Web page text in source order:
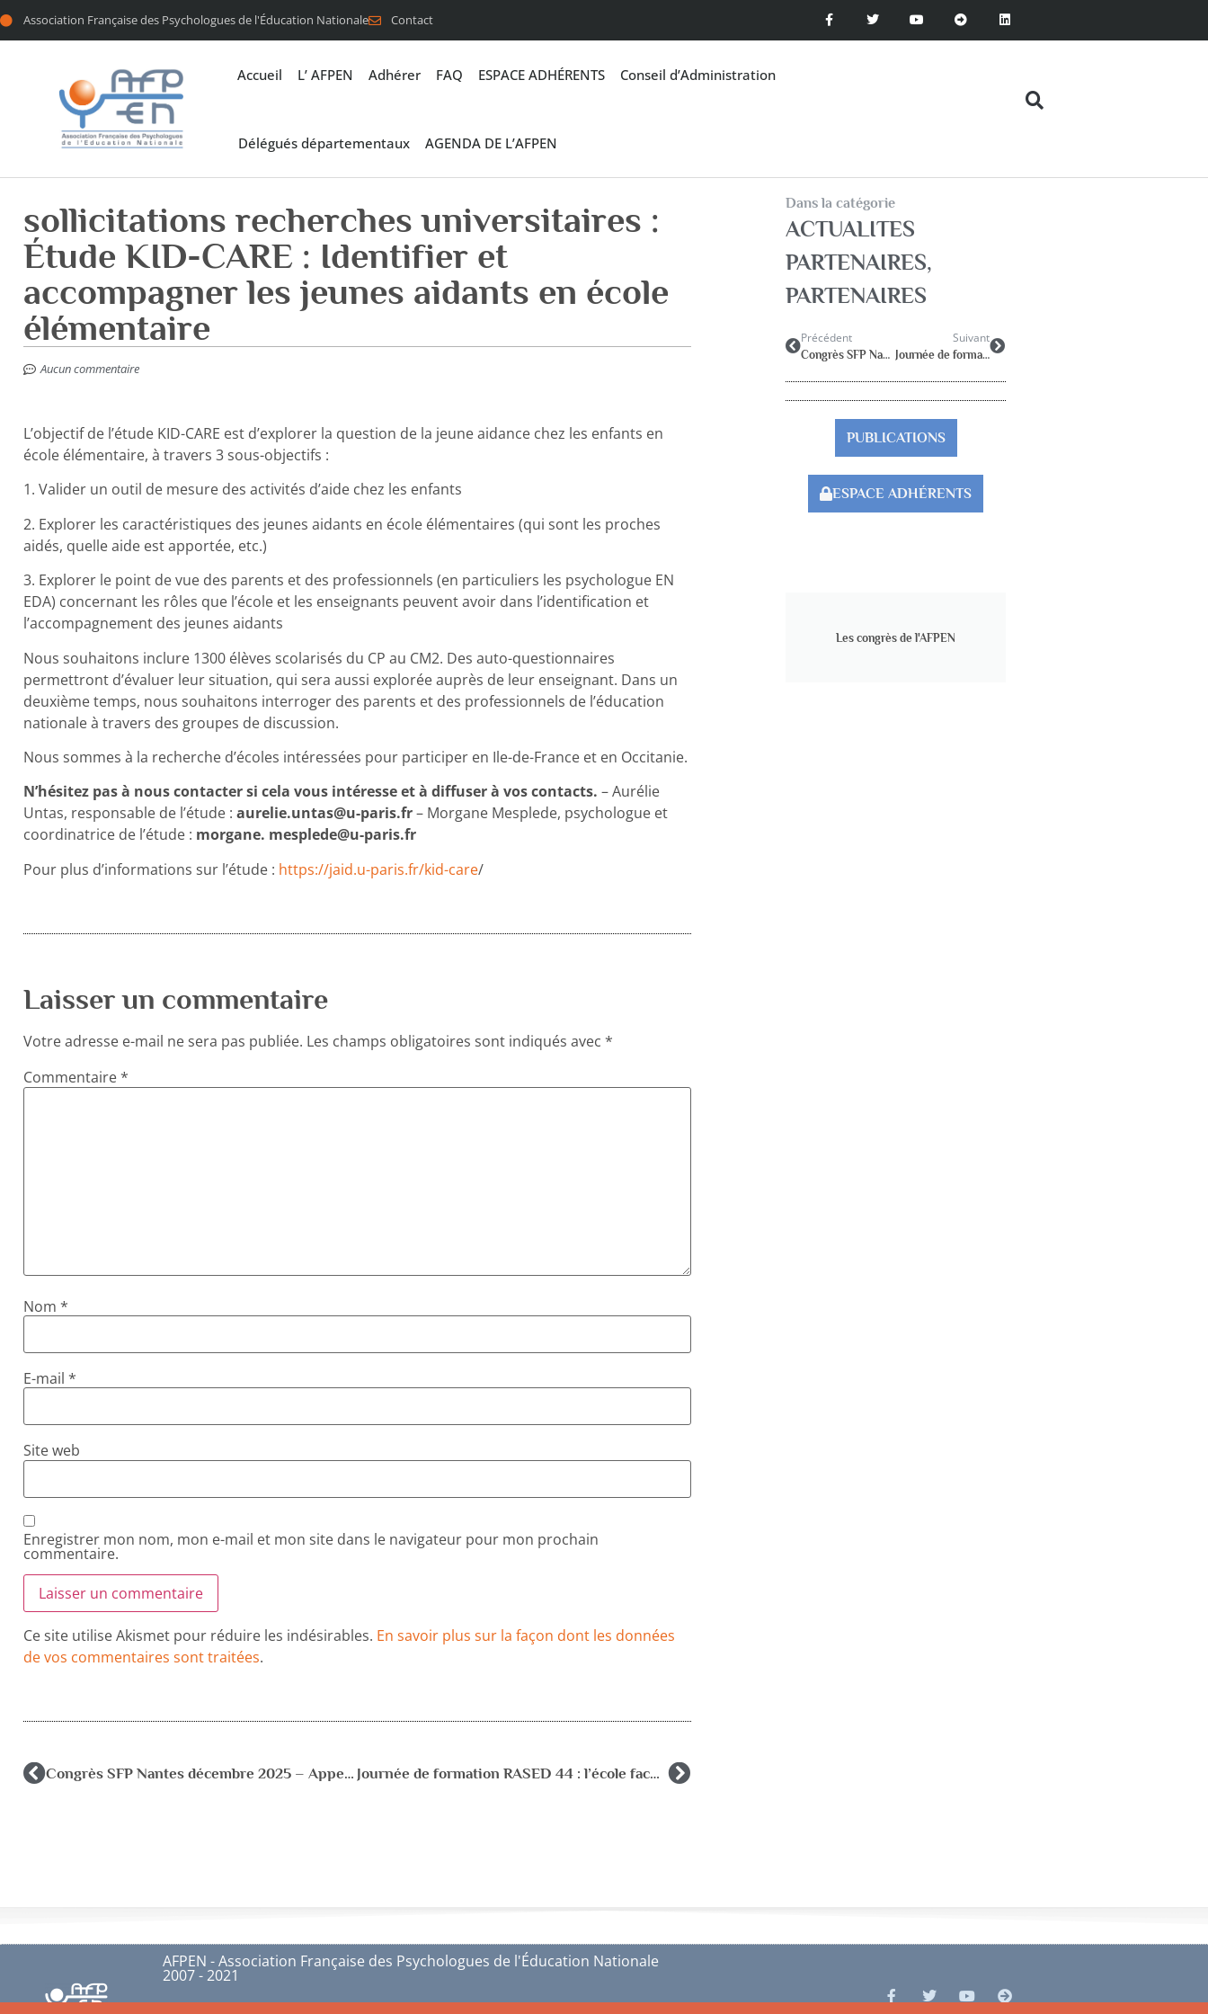
Association Française des Psychologues de l'Éducation Nationale Contact
Accueil L’ AFPEN Adhérer FAQ ESPACE ADHÉRENTS Conseil d’Administration
Délégués départementaux AGENDA DE L’AFPEN
sollicitations recherches universitaires :
Étude KID-CARE : Identifier et
accompagner les jeunes aidants en école
élémentaire
Aucun commentaire
L’objectif de l’étude KID-CARE est d’explorer la question de la jeune aidance chez les enfants en
école élémentaire, à travers 3 sous-objectifs :
1. Valider un outil de mesure des activités d’aide chez les enfants
2. Explorer les caractéristiques des jeunes aidants en école élémentaires (qui sont les proches
aidés, quelle aide est apportée, etc.)
3. Explorer le point de vue des parents et des professionnels (en particuliers les psychologue EN
EDA) concernant les rôles que l’école et les enseignants peuvent avoir dans l’identification et
l’accompagnement des jeunes aidants
Nous souhaitons inclure 1300 élèves scolarisés du CP au CM2. Des auto-questionnaires
permettront d’évaluer leur situation, qui sera aussi explorée auprès de leur enseignant. Dans un
deuxième temps, nous souhaitons interroger des parents et des professionnels de l’éducation
nationale à travers des groupes de discussion.
Nous sommes à la recherche d’écoles intéressées pour participer en Ile-de-France et en Occitanie.
N’hésitez pas à nous contacter si cela vous intéresse et à diffuser à vos contacts. – Aurélie
Untas, responsable de l’étude : aurelie.untas@u-paris.fr– Morgane Mesplede, psychologue et
coordinatrice de l’étude : morgane. mesplede@u-paris.fr
Pour plus d’informations sur l’étude : https://jaid.u-paris.fr/kid-care/
Laisser un commentaire
Votre adresse e-mail ne sera pas publiée. Les champs obligatoires sont indiqués avec *
Commentaire*
Nom *
E-mail *
Site web
Enregistrer mon nom, mon e-mail et mon site dans le navigateur pour mon prochain
commentaire.
Ce site utilise Akismet pour réduire les indésirables. En savoir plus sur la façon dont les données
de vos commentaires sont traitées.
Congrès SFP Nantes décembre 2025 – Appel à communication: date limite 21 juin 2025 Journée de formation RASED 44 : l’école face aux parcours migratoires jeudi 5 juin 2025
Dans la catégorie
ACTUALITES
PARTENAIRES,
PARTENAIRES
Précédent
Congrès SFP Nantes décembre 2025 – Appel à communication: date limite 21 juin 2025
Suivant
Journée de formation RASED 44 : l’école face aux parcours migratoires jeudi 5 juin 2025
PUBLICATIONS
ESPACE ADHÉRENTS
Les congrès de l'AFPEN
AFPEN - Association Française des Psychologues de l'Éducation Nationale
2007 - 2021